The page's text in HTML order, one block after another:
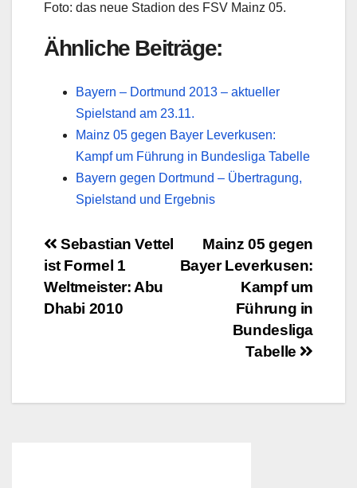
Foto: das neue Stadion des FSV Mainz 05.
Ähnliche Beiträge:
Bayern – Dortmund 2013 – aktueller
Spielstand am 23.11.
Mainz 05 gegen Bayer Leverkusen:
Kampf um Führung in Bundesliga Tabelle
Bayern gegen Dortmund – Übertragung,
Spielstand und Ergebnis
BeitragsnavigationMainz 05 gegen
Bayer Leverkusen:
Kampf um
Führung in
Bundesliga
Tabelle
Sebastian Vettel
ist Formel 1
Weltmeister: Abu
Dhabi 2010